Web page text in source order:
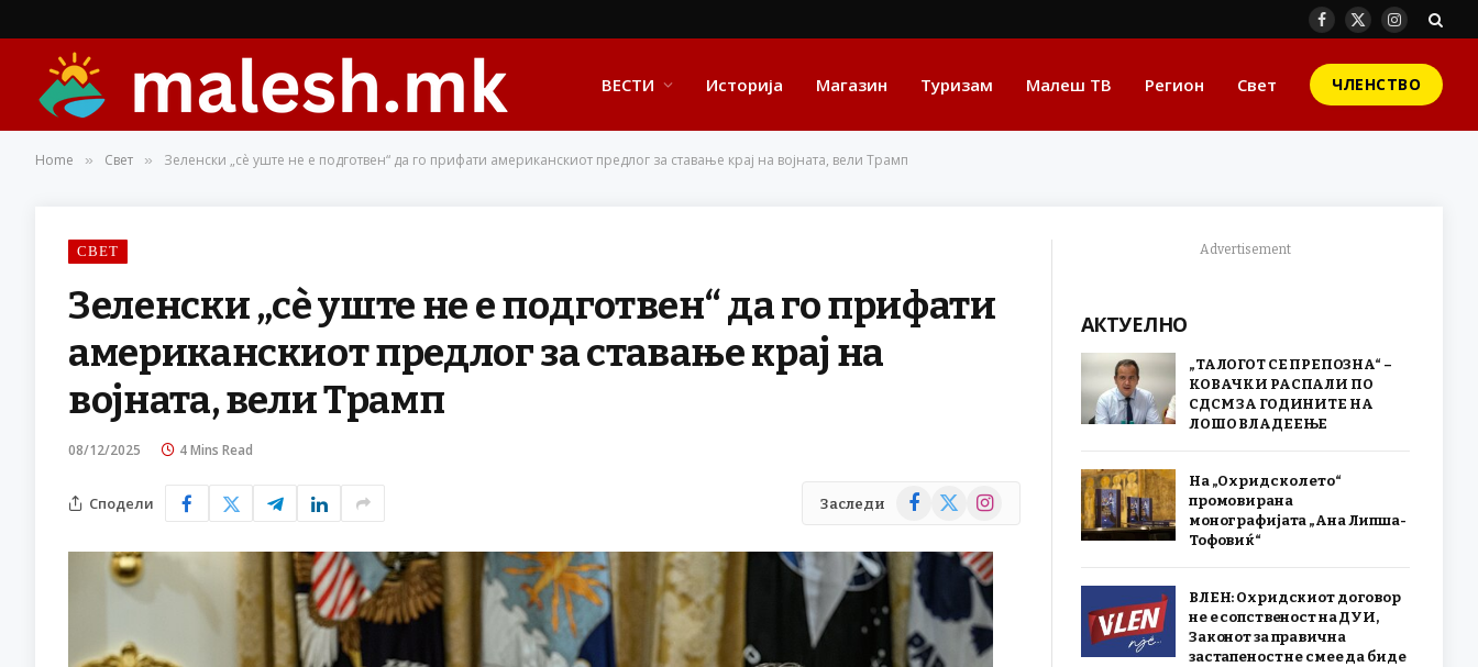
Facebook
X
Instagram
ВЕСТИ Историја Магазин Туризам Малеш ТВ Регион Свет ЧЛЕНСТВО
Home » Свет » Зеленски „сè уште не е подготвен“ да го прифати американскиот предлог за ставање крај на војната, вели Трамп
СВЕТ
Зеленски „сè уште не е подготвен“ да го прифати
американскиот предлог за ставање крај на
војната, вели Трамп
08/12/2025 4 Mins Read
Сподели Заследи Facebook
X
Instagram
Advertisement
АКТУЕЛНО
„ТАЛОГОТ СЕ ПРЕПОЗНА“ –
КОВАЧКИ РАСПАЛИ ПО
СДСМ ЗА ГОДИНИТЕ НА
ЛОШО ВЛАДЕЕЊЕ
На „Охридско лето“
промовирана
монографијата „Ана Липша-
Тофовиќ“
ВЛЕН: Охридскиот договор
не е сопственост на ДУИ,
Законот за правична
застапеност не смее да биде